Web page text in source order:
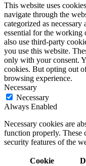
This website uses
navigate through the
categorized as
essential for the working
also use third-party
you use this website.
only with your consent.
cookies. But opting out
browsing experience.
Necessary
Necessary
Always Enabled
Necessary cookies are
function properly. These
security features of the
Cookie